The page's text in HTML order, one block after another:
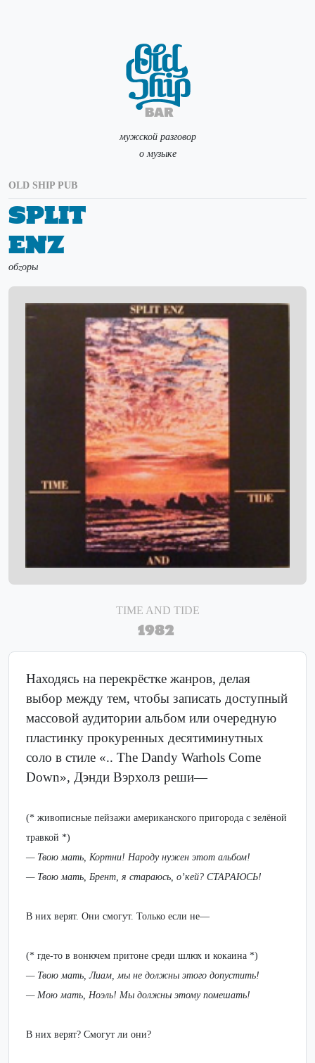
мужской разговор
о музыке
OLD SHIP PUB
Split
Enz
обzоры
TIME AND TIDE
1982
Находясь на перекрёстке жанров, делая
выбор между тем, чтобы записать доступный
массовой аудитории альбом или очередную
пластинку прокуренных десятиминутных
соло в стиле «.. The Dandy Warhols Come
Down», Дэнди Вэрхолз реши—
(* живописные пейзажи американского пригорода с зелёной
травкой *)
— Твою мать, Кортни! Народу нужен этот альбом!
— Твою мать, Брент, я стараюсь, о’кей? СТАРАЮСЬ!
В них верят. Они смогут. Только если не—
(* где-то в вонючем притоне среди шлюх и кокаина *)
— Твою мать, Лиам, мы не должны этого допустить!
— Мою мать, Ноэль! Мы должны этому помешать!
В них верят? Смогут ли они?